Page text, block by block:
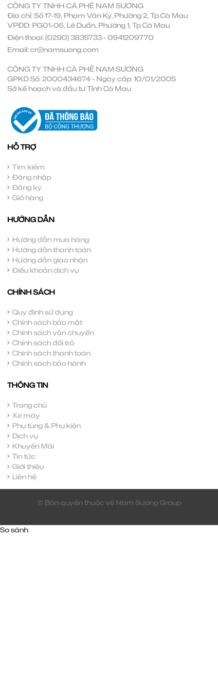
CÔNG TY TNHH CÀ PHÊ NAM SƯƠNG
Địa chỉ: Số 17-19, Phạm Văn Ký, Phường 2, Tp Cà Mau
VPĐD: PG01-06, Lê Duẩn, Phường 1, Tp Cà Mau
Điện thoại: (0290) 3835733- 0941209770
Email: cr@namsuong.com
CÔNG TY TNHH CÀ PHÊ NAM SƯƠNG
GPKD Số: 2000434674 - Ngày cấp: 10/01/2005
Sở kế hoạch và đầu tư Tỉnh Cà Mau
HỖ TRỢ
Tìm kiếm
Đăng nhập
Đăng ký
Giỏ hàng
HƯỚNG DẪN
Hướng dẫn mua hàng
Hướng dẫn thanh toán
Hướng dẫn giao nhận
Điều khoản dịch vụ
CHÍNH SÁCH
Quy định sử dụng
Chính sách bảo mật
Chính sách vận chuyển
Chính sách đổi trả
Chính sách thanh toán
Chính sách bảo hành
THÔNG TIN
Trang chủ
Xe máy
Phụ tùng & Phụ kiện
Dịch vụ
Khuyến Mãi
Tin tức
Giới thiệu
Liên hệ
© Bản quyền thuộc về Nam Sương Group
So sánh